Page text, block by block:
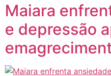
Maiara
e depressão